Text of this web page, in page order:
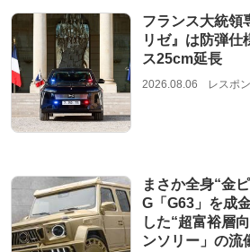
フランス大統領
リゼ』は防弾
ス25cm延長
2026.08.06 レスポ
まさか全身“金
G「G63」を成
した“超富裕層
ンソリー」の流